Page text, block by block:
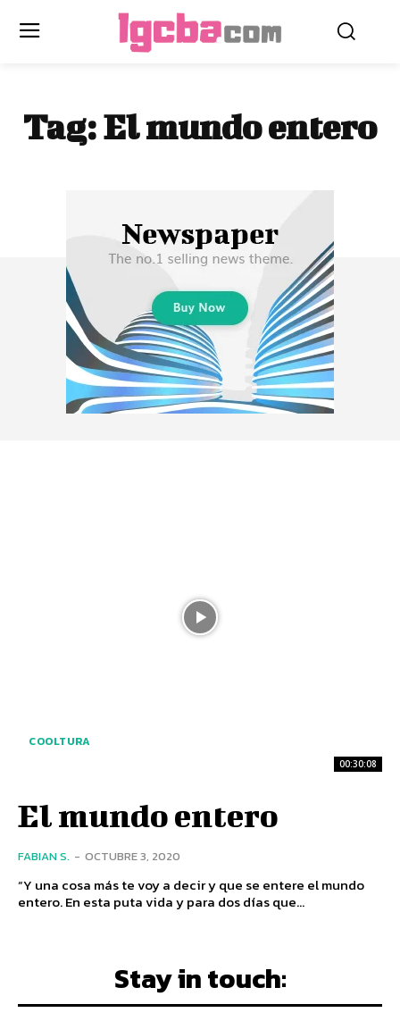
Tag:El mundo entero
COOLTURA
00:30:08
El mundo entero
FABIAN S. - OCTUBRE 3, 2020
“Y una cosa más te voy a decir y que se entere el mundo
entero. En esta puta vida y para dos días que...
Stay in touch: